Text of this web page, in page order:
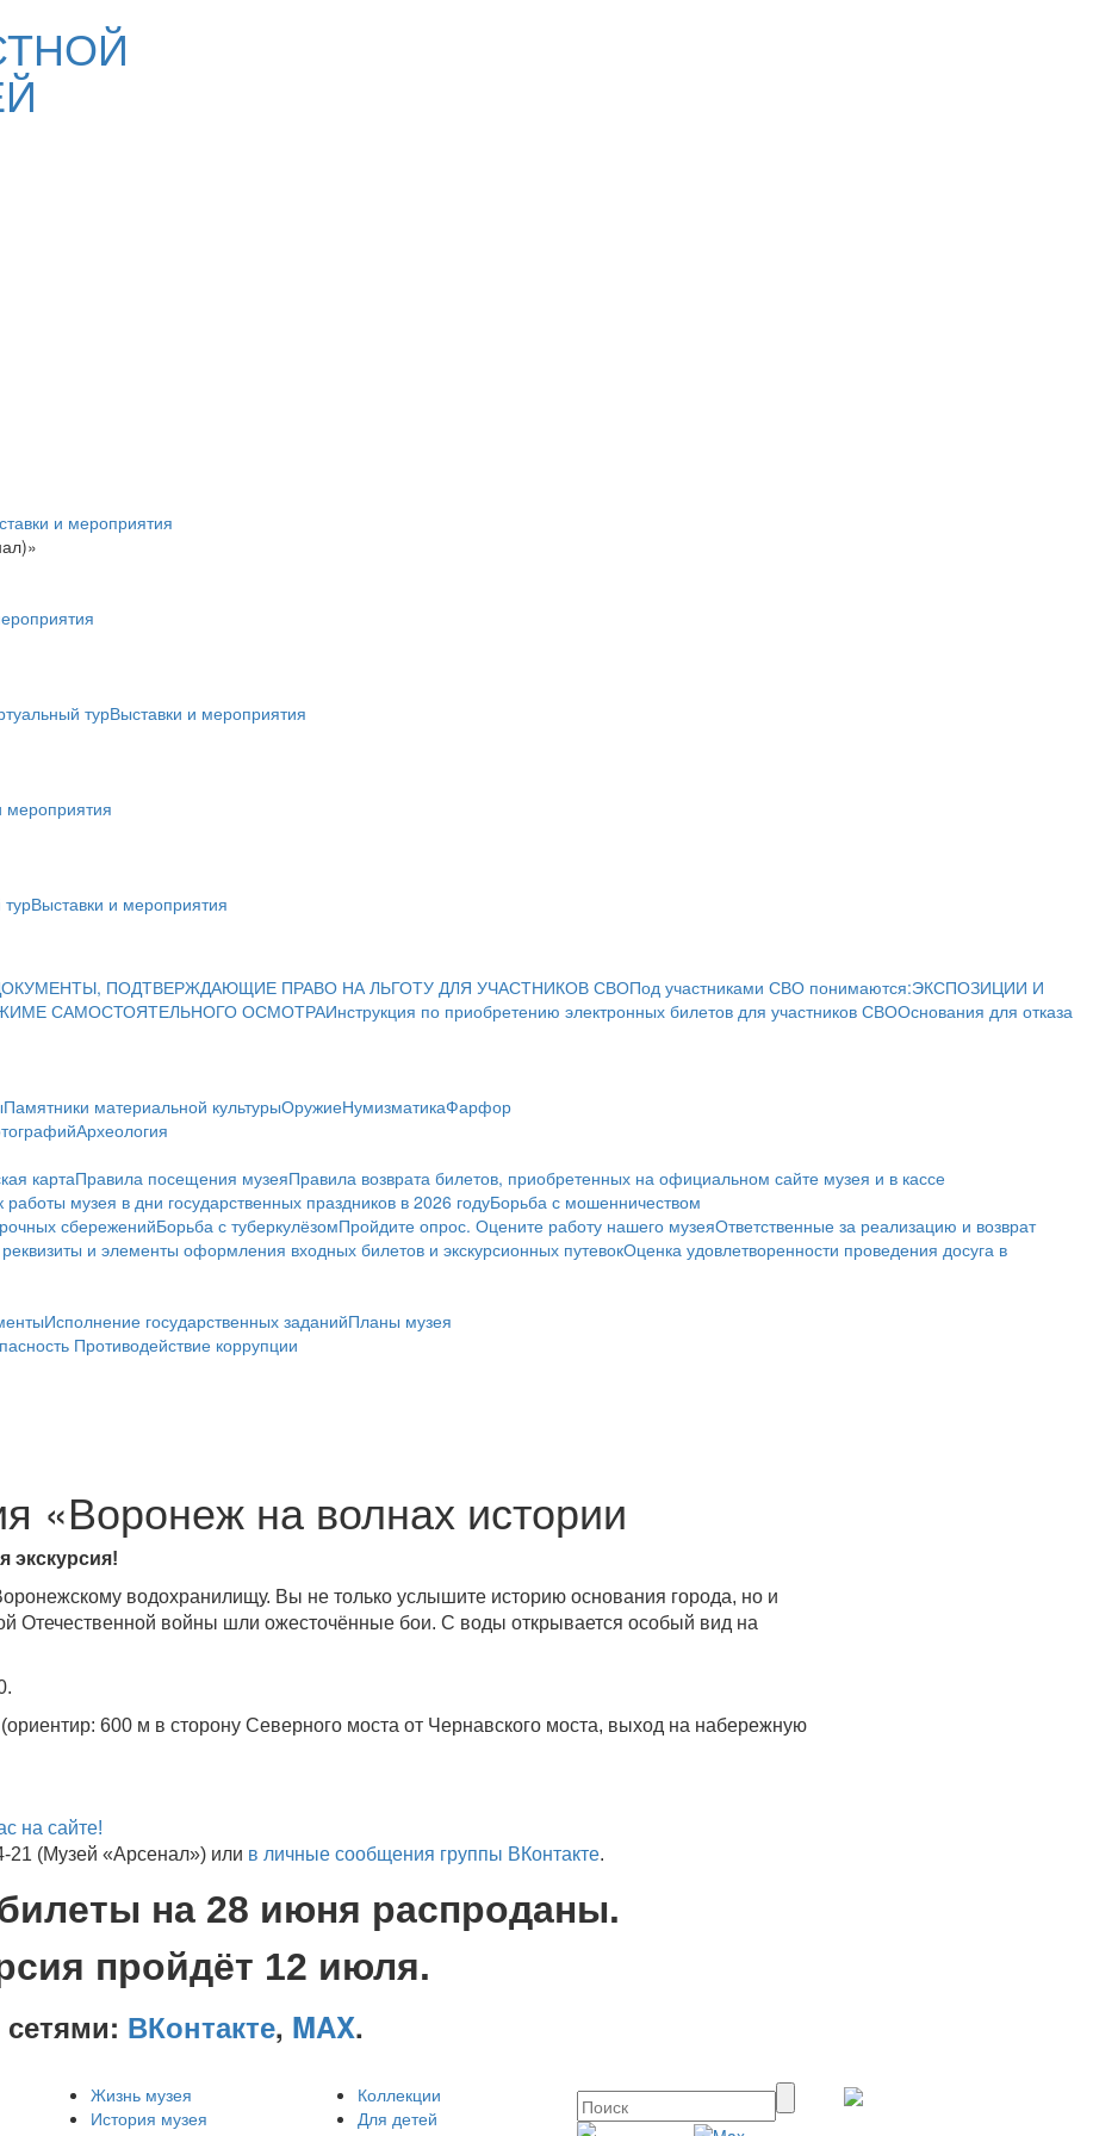
и мероприятия
турВыставки и мероприятия
мероприятия
Выставки и мероприятия
ПОДТВЕРЖДАЮЩИЕ ПРАВО НА ЛЬГОТУ ДЛЯ УЧАСТНИКОВ СВОПод участниками СВО понимаются:ЭКСПОЗИЦИИ И
САМОСТОЯТЕЛЬНОГО ОСМОТРАИнструкция по приобретению электронных билетов для участников СВООснования для отказа
Памятники материальной культурыОружиеНумизматикаФарфор
Археология
картаПравила посещения музеяПравила возврата билетов, приобретенных на официальном сайте музея и в кассе
работы музея в дни государственных праздников в 2026 годуБорьба с мошенничеством
сбереженийБорьба с туберкулёзомПройдите опрос. Оцените работу нашего музеяОтветственные за реализацию и возврат
и элементы оформления входных билетов и экскурсионных путевокОценка удовлетворенности проведения досуга в
Исполнение государственных заданийПланы музея
Противодействие коррупции
«Воронеж на волнах истории
экскурсия!
водохранилищу. Вы не только услышите историю основания города, но и
Отечественной войны шли ожесточённые бои. С воды открывается особый вид на
600 м в сторону Северного моста от Чернавского моста, выход на набережную
на сайте!
21 (Музей «Арсенал») или в личные сообщения группы ВКонтакте.
на 28 июня распроданы.
пройдёт 12 июля.
ВКонтакте, MAX.
Жизнь музея
История музея
Коллекции
Для детей